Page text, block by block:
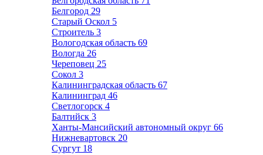
Белгород 29
Старый Оскол 5
Строитель 3
Вологодская область 69
Вологда 26
Череповец 25
Сокол 3
Калининградская область 67
Калининград 46
Светлогорск 4
Балтийск 3
Ханты-Мансийский автономный округ 66
Нижневартовск 20
Сургут 18